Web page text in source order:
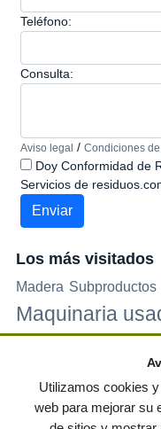
Teléfono:
Consulta:
Aviso legal / Condiciones
Doy Conformidad de
Servicios de
Los más visitados
Madera Subproductos
Maquinaria
Palets de
Utilizamos cookies
web para mejorar su